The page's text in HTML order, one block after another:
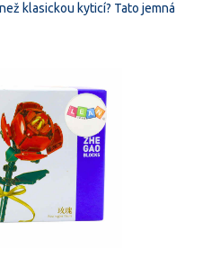
klasickou kyticí? Tato jemná